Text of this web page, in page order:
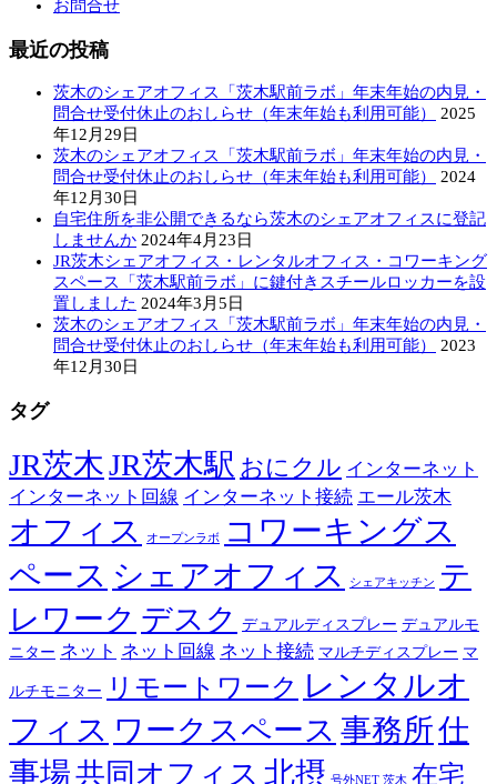
お問合せ
最近の投稿
茨木のシェアオフィス「茨木駅前ラボ」年末年始の内見・
問合せ受付休止のおしらせ（年末年始も利用可能）
2025
年12月29日
茨木のシェアオフィス「茨木駅前ラボ」年末年始の内見・
問合せ受付休止のおしらせ（年末年始も利用可能）
2024
年12月30日
自宅住所を非公開できるなら茨木のシェアオフィスに登記
しませんか 2024年4月23日
JR茨木シェアオフィス・レンタルオフィス・コワーキング
スペース「茨木駅前ラボ」に鍵付きスチールロッカーを設
置しました 2024年3月5日
茨木のシェアオフィス「茨木駅前ラボ」年末年始の内見・
問合せ受付休止のおしらせ（年末年始も利用可能）
2023
年12月30日
タグ
JR茨木JR茨木駅 おにクル インターネット
インターネット回線 インターネット接続 エール茨木
オフィス オープンラボ
コワーキングス
ペース シェアオフィス シェアキッチン
テ
レワーク デスク デュアルディスプレー デュアルモ
ニター ネット ネット回線 ネット接続 マルチディスプレー マ
ルチモニター リモートワーク レンタルオ
フィス ワークスペース 事務所仕
事場共同オフィス 北摂 号外NET 茨木 在宅